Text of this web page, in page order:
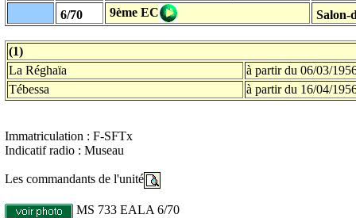
6/70
9ème EC Salon-
(1)
La Réghaïa
à partir du 06/03/
Tébessa
à partir du 16/04/
Immatriculation : F-SFTx
Indicatif radio : Museau
Les commandants de l'unité
MS 733 EALA 6/70